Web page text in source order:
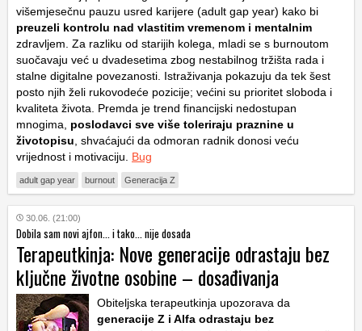
višemjesečnu pauzu usred karijere (adult gap year) kako bi
preuzeli kontrolu nad vlastitim vremenom i mentalnim
zdravljem. Za razliku od starijih kolega, mladi se s burnoutom
suočavaju već u dvadesetima zbog nestabilnog tržišta rada i
stalne digitalne povezanosti. Istraživanja pokazuju da tek šest
posto njih želi rukovodeće pozicije; većini su prioritet sloboda i
kvaliteta života. Premda je trend financijski nedostupan
mnogima,
poslodavci sve više toleriraju praznine u
životopisu , shvaćajući da odmoran radnik donosi veću
vrijednost i motivaciju. Bug
adult gap year burnout Generacija Z
30.06. (21:00)
Dobila sam novi ajfon... i tako... nije dosada
Terapeutkinja: Nove generacije odrastaju bez
ključne životne osobine – dosađivanja
Obiteljska terapeutkinja upozorava da
generacije Z i Alfa odrastaju bez